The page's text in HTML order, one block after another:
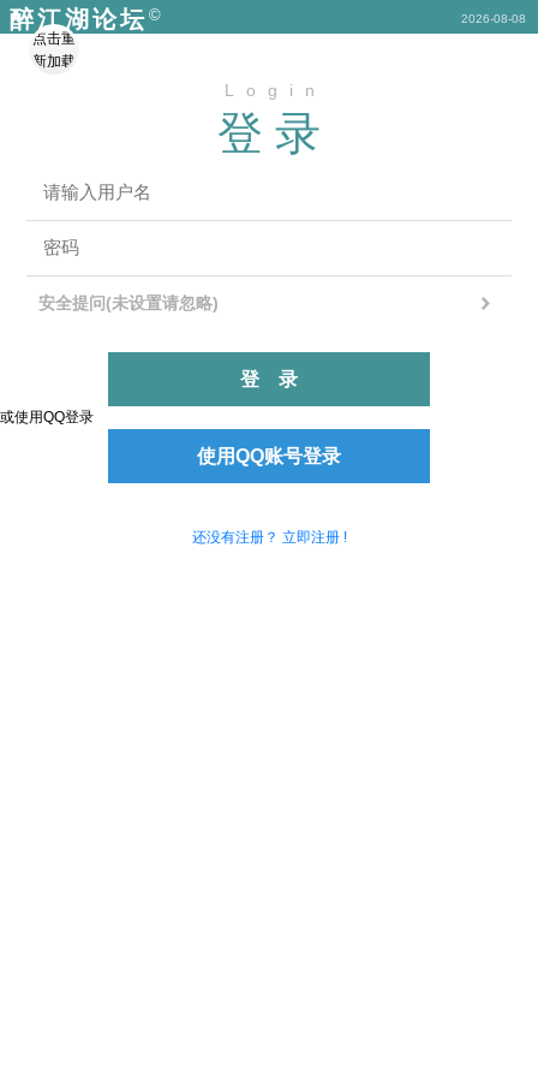
点击重
新加载
醉江湖论坛
© 2026-08-08
Login
登录
安全提问(未设置请忽略)
登录
或使用QQ登录
使用QQ账号登录
还没有注册？ 立即注册 !